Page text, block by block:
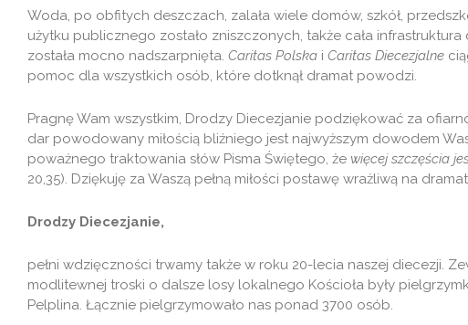
Woda, po obfitych deszczach, zalała wiele domów, szkół,
użytku publicznego zostało zniszczonych, także cała
została mocno nadszarpnięta. Caritas Polska i Caritas Diecezjalne
pomoc dla wszystkich osób, które dotknął dramat powodzi.
Pragnę Wam wszystkim, Drodzy Diecezjanie podziękować za
dar powodowany miłością bliźniego jest najwyższym dowodem
poważnego traktowania słów Pisma Świętego, że więcej szczęścia
20,35). Dziękuję za Waszą pełną miłości postawę wrażliwą na
Drodzy Diecezjanie,
pełni wdzięczności trwamy także w roku 20-lecia naszej diecezji.
modlitewnej troski o dalsze losy lokalnego Kościoła były
Pelplina. Łącznie pielgrzymowało nas ponad 3700 osób.